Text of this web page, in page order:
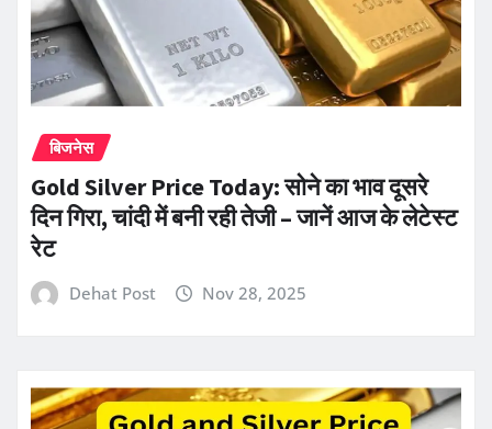
बिजनेस
Gold Silver Price Today: सोने का भाव दूसरे
दिन गिरा, चांदी में बनी रही तेजी – जानें आज के लेटेस्ट
रेट
Dehat Post Nov 28, 2025